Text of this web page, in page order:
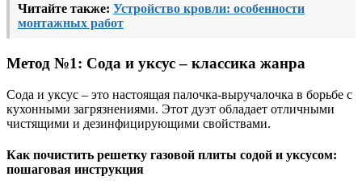
Читайте также: Устройство кровли: особенности
монтажных работ
Метод №1: Сода и уксус – классика жанра
Сода и уксус – это настоящая палочка-выручалочка в борьбе с
кухонными загрязнениями. Этот дуэт обладает отличными
чистящими и дезинфицирующими свойствами.
Как почистить решетку газовой плиты содой и уксусом:
пошаговая инструкция